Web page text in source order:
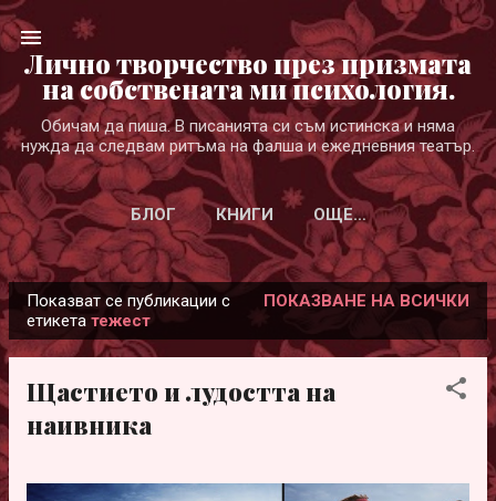
Пропускане към основното съдържание
Лично творчество през призмата
на собствената ми психология.
Обичам да пиша. В писанията си съм истинска и няма
нужда да следвам ритъма на фалша и ежедневния театър.
БЛОГ КНИГИ ОЩЕ…
у
Показват се публикации с
етикета тежест
ПОКАЗВАНЕ НА ВСИЧКИ
Щастието и лудостта на
наивника